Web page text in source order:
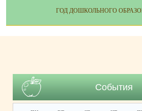
ГОД ДОШКОЛЬНОГО
События